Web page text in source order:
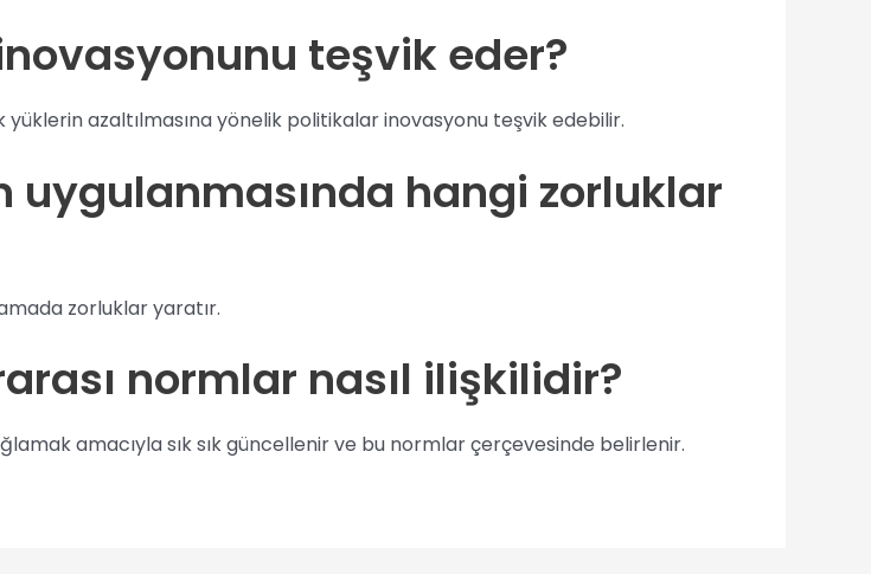
teşvik eder?
azaltılmasına yönelik politikalar inovasyonu teşvik edebilir.
uygulanmasında hangi zorluklar
zorluklar yaratır.
normlar nasıl ilişkilidir?
amacıyla sık sık güncellenir ve bu normlar çerçevesinde belirlenir.